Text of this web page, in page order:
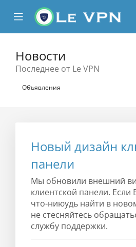
Mobile
Menu
Новости
Последнее от Le VPN
Объявления
Новый дизайн
панели
Мы обновили внешний
клиентской панели.
что-ниюудь найти в
не стесняйтесь
службу поддержки.